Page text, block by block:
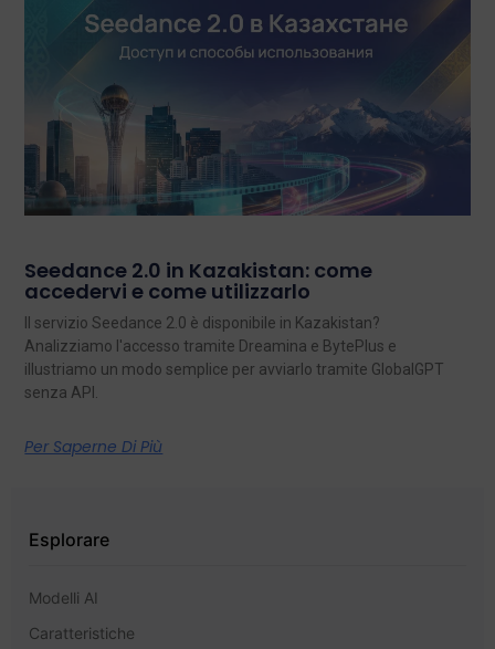
Seedance 2.0 in Kazakistan: come
accedervi e come utilizzarlo
Il servizio Seedance 2.0 è disponibile in Kazakistan?
Analizziamo l'accesso tramite Dreamina e BytePlus e
illustriamo un modo semplice per avviarlo tramite GlobalGPT
senza API.
Per Saperne Di Più
Esplorare
Modelli AI
Caratteristiche